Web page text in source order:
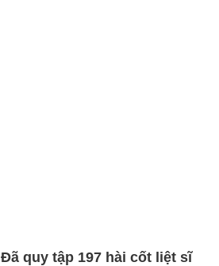
Đã quy tập 197 hài cốt liệt sĩ